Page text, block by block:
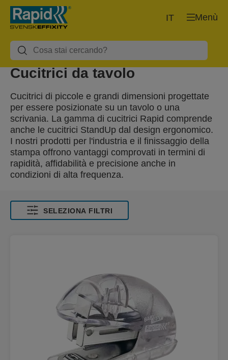
Menù
IT
Cucitrici da tavolo
Cucitrici di piccole e grandi dimensioni progettate
per essere posizionate su un tavolo o una
scrivania. La gamma di cucitrici Rapid comprende
anche le cucitrici StandUp dal design ergonomico.
I nostri prodotti per l'industria e il finissaggio della
stampa offrono vantaggi comprovati in termini di
rapidità, affidabilità e precisione anche in
condizioni di alta frequenza.
SELEZIONA FILTRI